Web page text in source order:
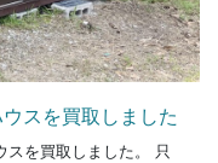
スを買取しました
スを買取しました。 只